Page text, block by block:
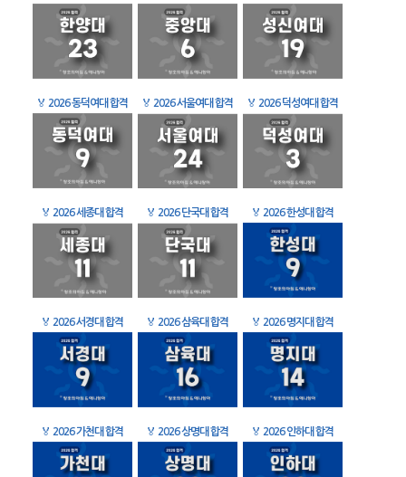
🏅 2026 동덕여대 합격 🏅 2026 서울여대 합격 🏅 2026 덕성여대 합격
🏅 2026 세종대 합격 🏅 2026 단국대 합격 🏅 2026 한성대 합격
🏅 2026 서경대 합격 🏅 2026 삼육대 합격 🏅 2026 명지대 합격
🏅 2026 가천대 합격 🏅 2026 상명대 합격 🏅 2026 인하대 합격